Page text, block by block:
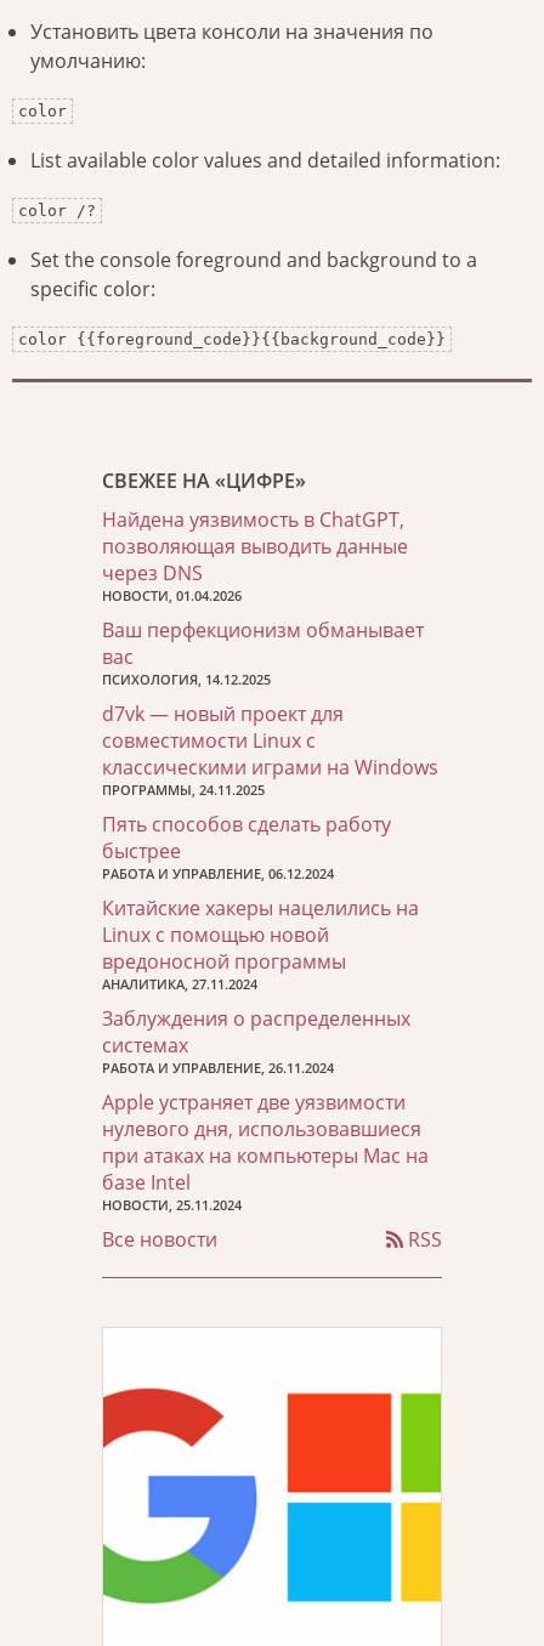
Установить цвета консоли на значения по
умолчанию:
color
List available color values and detailed information:
color /?
Set the console foreground and background to a
specific color:
color {{foreground_code}}{{background_code}}
СВЕЖЕЕ НА «ЦИФРЕ»
Найдена уязвимость в ChatGPT,
позволяющая выводить данные
через DNS
НОВОСТИ, 01.04.2026
Ваш перфекционизм обманывает
вас
ПСИХОЛОГИЯ, 14.12.2025
d7vk — новый проект для
совместимости Linux с
классическими играми на Windows
ПРОГРАММЫ, 24.11.2025
Пять способов сделать работу
быстрее
РАБОТА И УПРАВЛЕНИЕ, 06.12.2024
Китайские хакеры нацелились на
Linux с помощью новой
вредоносной программы
АНАЛИТИКА, 27.11.2024
Заблуждения о распределенных
системах
РАБОТА И УПРАВЛЕНИЕ, 26.11.2024
Apple устраняет две уязвимости
нулевого дня, использовавшиеся
при атаках на компьютеры Mac на
базе Intel
НОВОСТИ, 25.11.2024
Все новости RSS